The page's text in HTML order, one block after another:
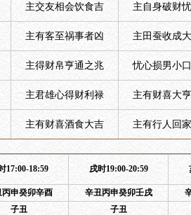
主交友相会饮食吉 主自身破财
主有客至祸事者凶 主田蚕收成
主得财帛亨通之兆 忧心损男小
主君雄心得财利禄 主有财喜大
主有财喜酒食大吉 主有行人回
17:00-18:59 戌时19:00-20:59
丙申癸卯辛酉 辛丑丙申癸卯壬戌
子丑 子丑